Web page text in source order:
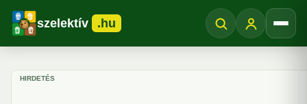
szelektív .hu
HIRDETÉS